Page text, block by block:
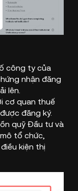
công ty của
nhận đăng
lên.
cơ quan thuế
đăng ký.
quỹ Đầu tư và
tổ chức,
kiện thị